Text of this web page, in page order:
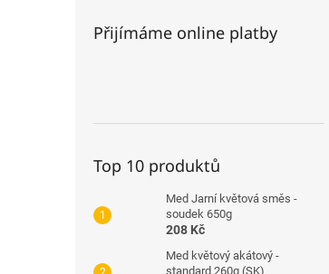
Přijímáme online platby
Top 10 produktů
Med Jarní květová směs -
soudek 650g
208 Kč
Med květový akátový -
standard 260g (SK)